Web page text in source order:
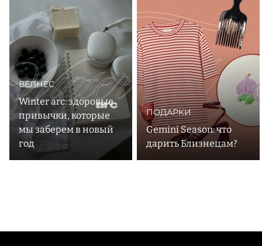
транслируя ретро-эстетику. Яркая, временами
ироничная посуда Bitossi из премиум-материалов
станет бесконечным источником идей для нарядной
ВЕЛНЕС
Winter arc: здоровые
привычки, которые
мы заберем в новый
год
ПОДАРКИ
Gemini Season: что
дарить Близнецам?